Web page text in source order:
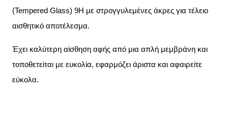
(Tempered Glass) 9H με στρογγυλεμένες άκρες για τέλειο
αισθητικό αποτέλεσμα.
Έχει καλύτερη αίσθηση αφής από μια απλή μεμβράνη και
τοποθετείται με ευκολία, εφαρμόζει άριστα και αφαιρείτε
εύκολα.